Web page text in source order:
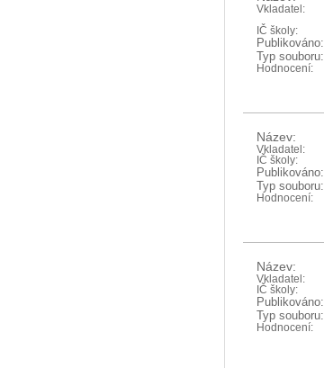
Vkladatel:
IČ školy:
Publikováno:
Typ souboru:
Hodnocení:
Název:
Vkladatel:
IČ školy:
Publikováno:
Typ souboru:
Hodnocení:
Název:
Vkladatel:
IČ školy:
Publikováno:
Typ souboru:
Hodnocení: